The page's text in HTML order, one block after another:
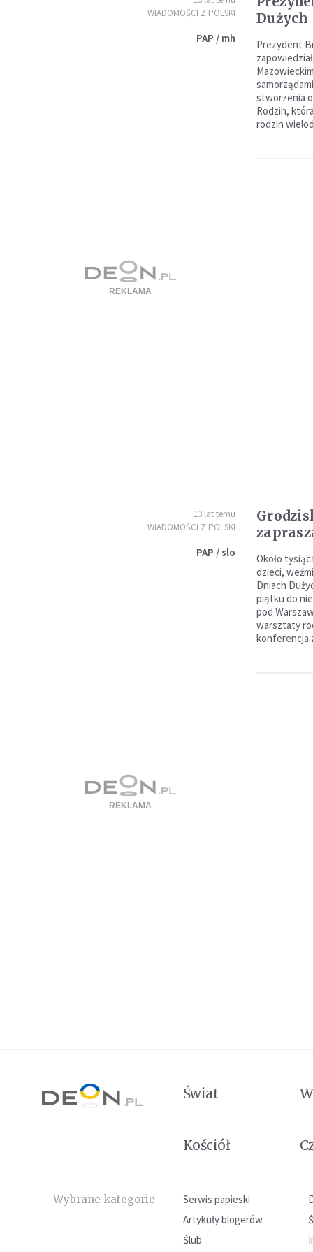
WIADOMOŚCI Z POLSKI
PAP / mh
Dużych
Prezydent
stworzenia
Rodzin,
rodzin
13 lat temu
WIADOMOŚCI Z POLSKI
PAP / slo
Około
dzieci,
Dniach
piątku do
pod
warsztaty
konferencja
Świat
Kościół
Wybrane kategorie Serwis papieski
Artykuły blogerów
Ślub